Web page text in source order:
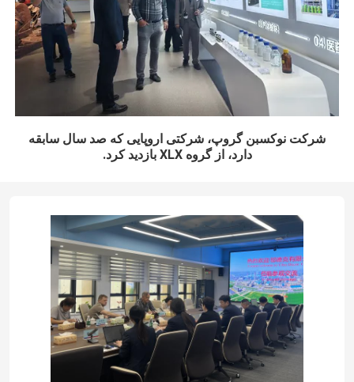
شرکت نوکسبن گروپ، شرکتی اروپایی که صد سال سابقه
دارد، از گروه XLX بازدید کرد.